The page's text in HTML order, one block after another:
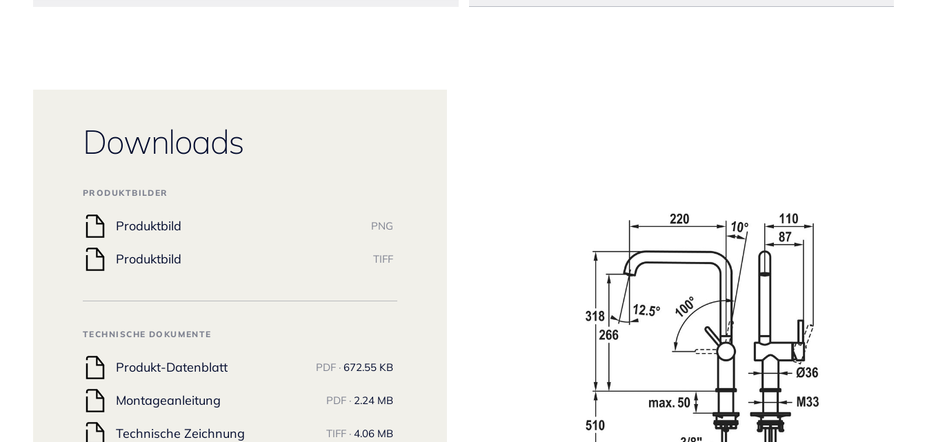
Downloads
PRODUKTBILDER
Produktbild PNG
Produktbild TIFF
TECHNISCHE DOKUMENTE
Produkt-Datenblatt PDF · 672.55 KB
Montageanleitung PDF · 2.24 MB
Technische Zeichnung TIFF · 4.06 MB